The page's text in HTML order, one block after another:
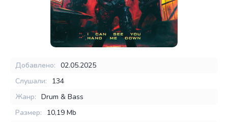
Добавлено: 02.05.2025
Слушали:
134
Жанр: Drum & Bass
Размер:
10,19 Mb